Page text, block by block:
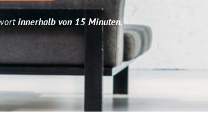
innerhalb von 15 Minuten.